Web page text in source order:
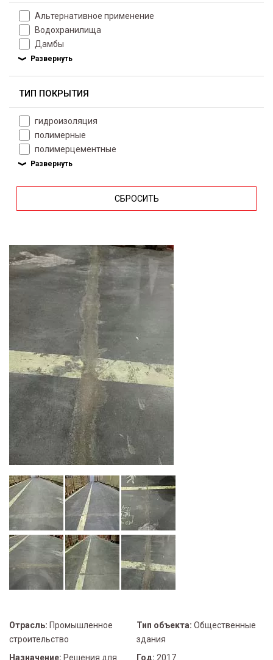
Альтернативное применение
Водохранилища
Дамбы
ТИП ПОКРЫТИЯ
гидроизоляция
полимерные
полимерцементные
СБРОСИТЬ
Отрасль: Промышленное
строительство
Тип объекта: Общественные
здания
Назначение: Решения для Год: 2017